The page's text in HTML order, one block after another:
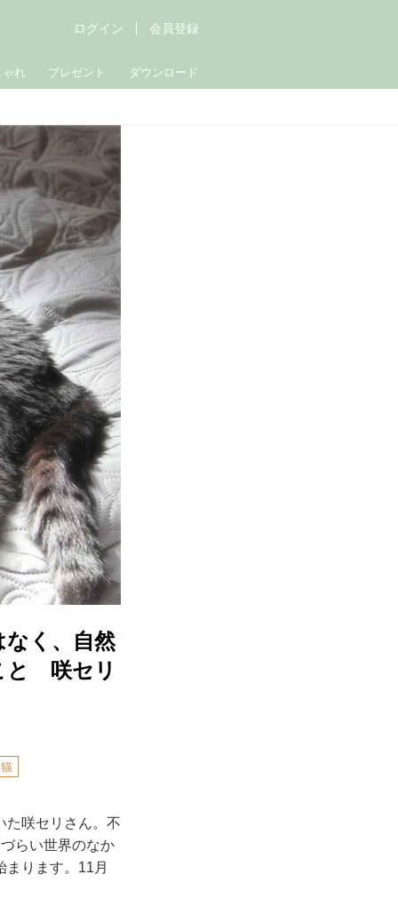
ゃれ プレゼント ダウンロード
ログイン 会員登録
く、自然
と 咲セリ
猫
た咲セリさん。不
らい世界のなか
ります。11月